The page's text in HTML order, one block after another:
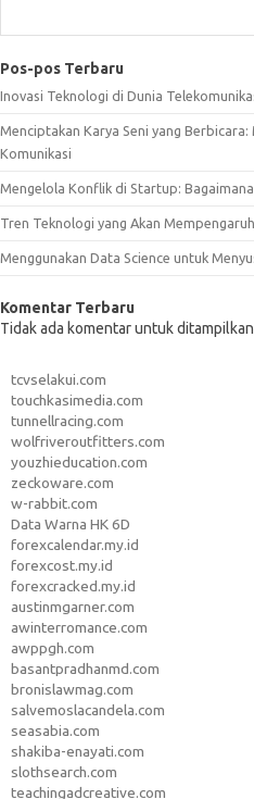
Pos-pos Terbaru
Inovasi Teknologi di Dunia
Menciptakan Karya Seni yang
Komunikasi
Mengelola Konflik di Startup:
Tren Teknologi yang Akan
Menggunakan Data Science untuk
Komentar Terbaru
Tidak ada komentar untuk
tcvselakui.com
touchkasimedia.com
tunnellracing.com
wolfriveroutfitters.com
youzhieducation.com
zeckoware.com
w-rabbit.com
Data Warna HK 6D
forexcalendar.my.id
forexcost.my.id
forexcracked.my.id
austinmgarner.com
awinterromance.com
awppgh.com
basantpradhanmd.com
bronislawmag.com
salvemoslacandela.com
seasabia.com
shakiba-enayati.com
slothsearch.com
teachingadcreative.com